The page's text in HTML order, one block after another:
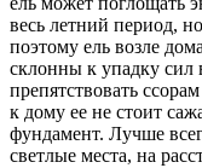
весь летний период,
поэтому ель возле
склонны к упадку сил
препятствовать
к дому ее не стоит
фундамент. Лучше
светлые места, на